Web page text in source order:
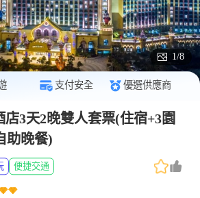
1/8
支付安全 優選供應商
3天2晚雙人套票(住宿+3園
助晚餐)
便捷交通